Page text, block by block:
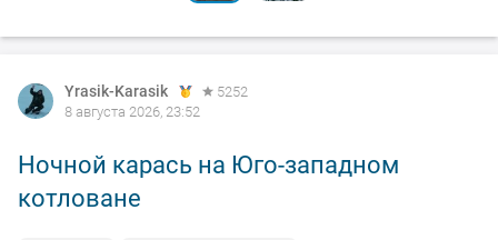
Yrasik-Karasik
5252
8 августа 2026, 23:52
Ночной карась на Юго-западном
котловане